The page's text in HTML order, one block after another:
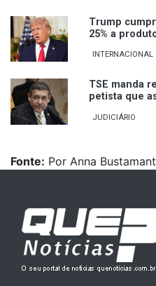
Trump
25% a
INTERNACIONAL
TSE manda
petista que
JUDICIÁRIO
Fonte: Por Anna